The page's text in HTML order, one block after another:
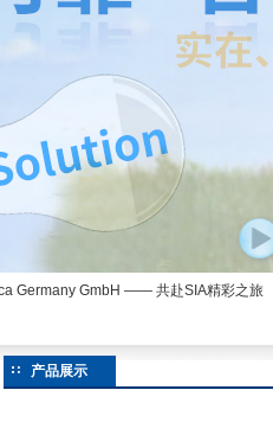
Germany GmbH —— 共赴SIA精彩之旅
产品展示